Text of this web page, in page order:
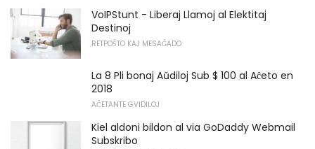
VoIPStunt - Liberaj Llamoj al Elektitaj
Destinoj
RETPOŜTO KAJ MESAĜADO
La 8 Pli bonaj Aŭdiloj Sub $ 100 al Aĉeto en
2018
AĈETANTE GVIDILOJ
Kiel aldoni bildon al via GoDaddy Webmail
Subskribo